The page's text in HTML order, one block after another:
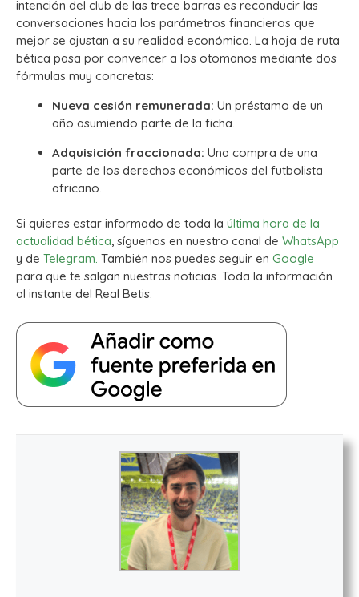
intención del club de las trece barras es reconducir las
conversaciones hacia los parámetros financieros que
mejor se ajustan a su realidad económica. La hoja de ruta
bética pasa por convencer a los otomanos mediante dos
fórmulas muy concretas:
Nueva cesión remunerada: Un préstamo de un
año asumiendo parte de la ficha.
Adquisición fraccionada: Una compra de una
parte de los derechos económicos del futbolista
africano.
Si quieres estar informado de toda la última hora de la
actualidad bética, síguenos en nuestro canal de WhatsApp
y de Telegram. También nos puedes seguir en Google
para que te salgan nuestras noticias. Toda la información
al instante del Real Betis.